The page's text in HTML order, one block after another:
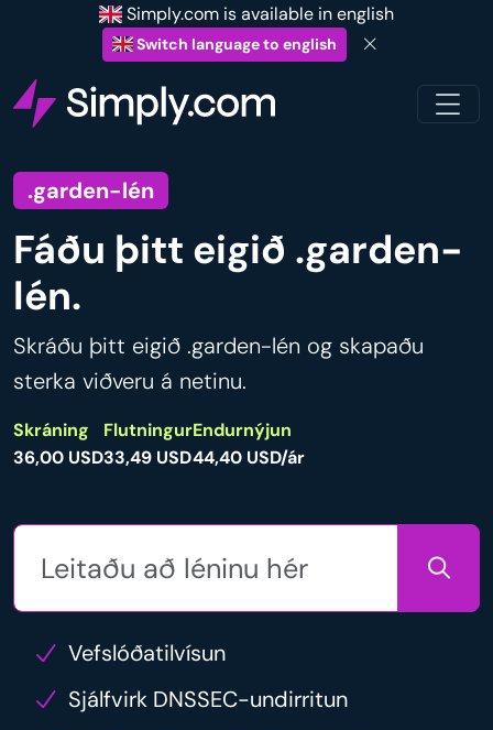
Simply.com is available in english
Switch language to english
.garden-lén
Fáðu þitt eigið .garden-
lén.
Skráðu þitt eigið .garden-lén og skapaðu
sterka viðveru á netinu.
Skráning
36,00 USD
Flutningur
33,49 USD
Endurnýjun
44,40 USD/ár
Vefslóðatilvísun
Sjálfvirk DNSSEC-undirritun